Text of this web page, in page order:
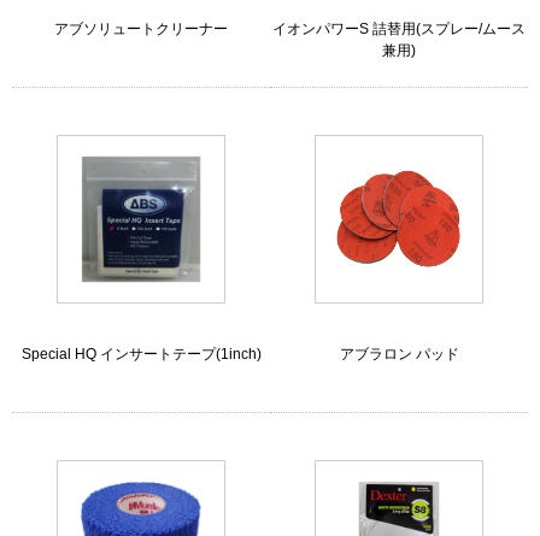
アブソリュートクリーナー
イオンパワーS 詰替用(スプレー/ムース
兼用)
Special HQ インサートテープ(1inch) アブラロン パッド